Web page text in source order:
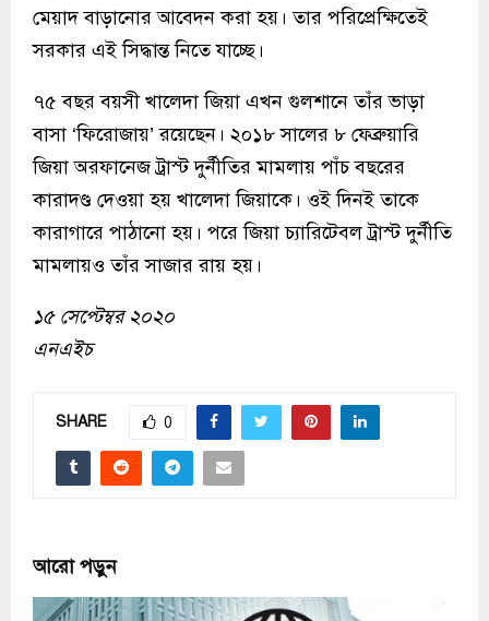
মেয়াদ বাড়ানোর আবেদন করা হয়। তার পরিপ্রেক্ষিতেই
সরকার এই সিদ্ধান্ত নিতে যাচ্ছে।
৭৫ বছর বয়সী খালেদা জিয়া এখন গুলশানে তাঁর ভাড়া
বাসা ‘ফিরোজায়’ রয়েছেন। ২০১৮ সালের ৮ ফেব্রুয়ারি
জিয়া অরফানেজ ট্রাস্ট দুর্নীতির মামলায় পাঁচ বছরের
কারাদণ্ড দেওয়া হয় খালেদা জিয়াকে। ওই দিনই তাকে
কারাগারে পাঠানো হয়। পরে জিয়া চ্যারিটেবল ট্রাস্ট দুর্নীতি
মামলায়ও তাঁর সাজার রায় হয়।
১৫ সেপ্টেম্বর ২০২০
এনএইচ
SHARE 0
আরো পড়ুন